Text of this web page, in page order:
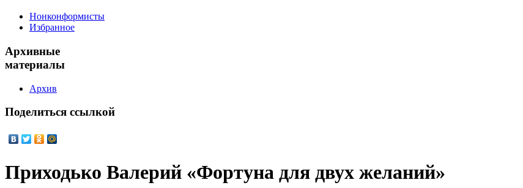
Нонконформисты
Избранное
Архивные
материалы
Архив
Поделиться ссылкой
Приходько Валерий «Фортуна для двух желаний»